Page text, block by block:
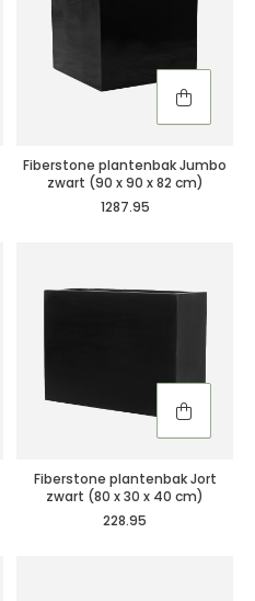
Fiberstone plantenbak Jumbo
zwart (90 x 90 x 82 cm)
1287.95
Fiberstone plantenbak Jort
zwart (80 x 30 x 40 cm)
228.95